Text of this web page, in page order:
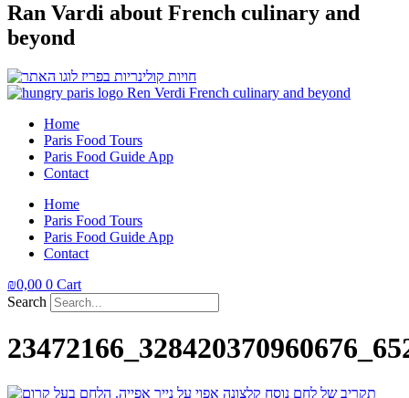
Ran Vardi about French culinary and
beyond
Home
Paris Food Tours
Paris Food Guide App
Contact
Home
Paris Food Tours
Paris Food Guide App
Contact
₪0,00 0 Cart
Search